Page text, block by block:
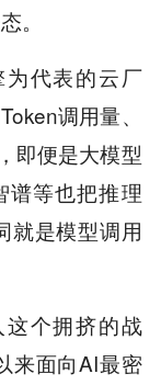
。
代表的云厂
调用量、
即便是大模型
谱等也把推理
就是模型调用
个拥挤的战
来面向AI最密